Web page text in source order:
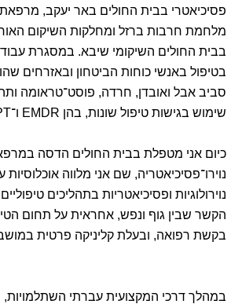
מלחמת חרבות ברזל ומחלקות השיקום
בבית החולים השיקומי שיבא. במסגרת
בטיפול באנשי כוחות הביטחון ובאזרחים
סביב אבל ואובדן, חרדה, פוסט־טראומה
שימוש בגישות טיפול שונות, בהן EMDR ו־CPT.
כיום אני מטפלת בבית החולים הדסה
נוירו־פסיכיאטריה, שם אני מלווה
נוירולוגיות ופסיכיאטריות בתהליכים
הקשר שבין גוף ונפש, אחראית על תחום
בקשת רפואה, ובעלת קליניקה פרטית
במהלך דרכי המקצועית עברתי השתלמויות,